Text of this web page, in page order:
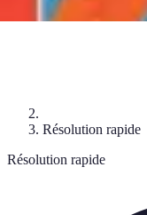
Résolution rapide
Résolution rapide